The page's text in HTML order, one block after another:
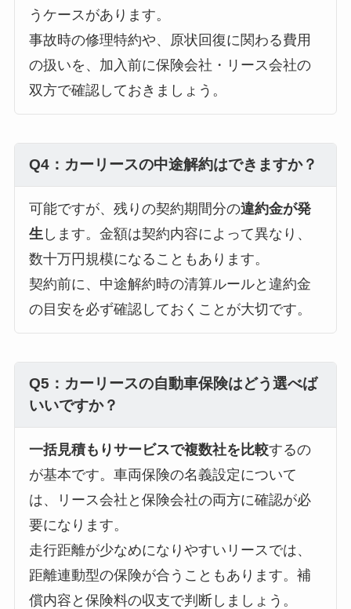
うケースがあります。
事故時の修理特約や、原状回復に関わる費用
の扱いを、加入前に保険会社・リース会社の
双方で確認しておきましょう。
Q4：カーリースの中途解約はできますか？
可能ですが、残りの契約期間分の違約金が発
生 します。金額は契約内容によって異なり、
数十万円規模になることもあります。
契約前に、中途解約時の清算ルールと違約金
の目安を必ず確認しておくことが大切です。
Q5：カーリースの自動車保険はどう選べば
いいですか？
一括見積もりサービスで複数社を比較するの
が基本です。車両保険の名義設定について
は、リース会社と保険会社の両方に確認が必
要になります。
走行距離が少なめになりやすいリースでは、
距離連動型の保険が合うこともあります。補
償内容と保険料の収支で判断しましょう。